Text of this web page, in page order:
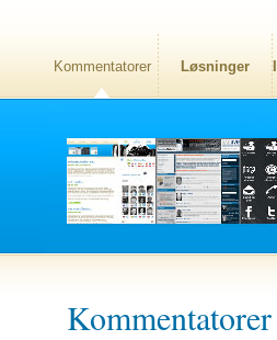
Kommentatorer Løsninger
Kommentatorer